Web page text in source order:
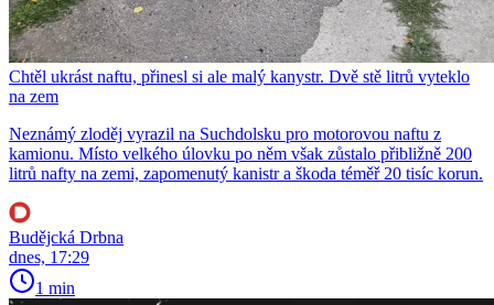
Chtěl ukrást naftu, přinesl si ale malý kanystr. Dvě stě litrů vyteklo
na zem
Neznámý zloděj vyrazil na Suchdolsku pro motorovou naftu z
kamionu. Místo velkého úlovku po něm však zůstalo přibližně 200
litrů nafty na zemi, zapomenutý kanistr a škoda téměř 20 tisíc korun.
Budějcká Drbna
dnes, 17:29
1 min